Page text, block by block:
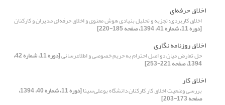
اخلاق حرفه‌ای
اخلاق کاربردی؛ تجزیه و تحلیل بنیادی هوش معنوی و اخلاق حرفه‌ای مدیران و کارکنان
[دوره 11، شماره 41، 1394، صفحه 185-220]
اخلاق روزنامه نگاری
حل تعارض میان دو اصل احترام به حریم خصوصی و اطلاعرسانی [دوره 11، شماره 42،
1394، صفحه 221-253]
اخلاق کار
بررسی وضعیت اخلاق کار کارکنان دانشگاه بوعلی‌سینا [دوره 11، شماره 40، 1394،
صفحه 173-203]